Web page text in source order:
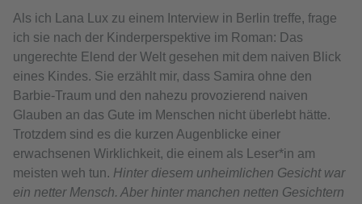
Als ich Lana Lux zu einem Interview in Berlin treffe, frage
ich sie nach der Kinderperspektive im Roman: Das
ungerechte Elend der Welt gesehen mit dem naiven Blick
eines Kindes. Sie erzählt mir, dass Samira ohne den
Barbie-Traum und den nahezu provozierend naiven
Glauben an das Gute im Menschen nicht überlebt hätte.
Trotzdem sind es die kurzen Augenblicke einer
erwachsenen Wirklichkeit, die einem als Leser*in am
meisten weh tun. Hinter diesem unheimlichen Gesicht war
ein netter Mensch. Aber hinter manchen netten Gesichtern